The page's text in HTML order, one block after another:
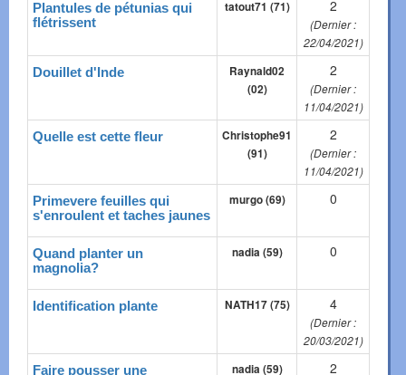
Plantules de pétunias qui
flétrissent
tatout71 (71) 2
(Dernier :
22/04/2021)
Douillet d'Inde
Raynald02
(02)
2
(Dernier :
11/04/2021)
Quelle est cette fleur
Christophe91
(91)
2
(Dernier :
11/04/2021)
Primevere feuilles qui
s'enroulent et taches jaunes
murgo (69) 0
Quand planter un
magnolia?
nadia (59) 0
Identification plante NATH17 (75) 4
(Dernier :
20/03/2021)
Faire pousser une nadia (59) 2